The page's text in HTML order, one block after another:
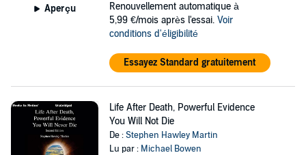
Aperçu
Renouvellement automatique à
5,99 €/mois après l'essai. Voir
conditions d'éligibilité
Essayez Standard gratuitement
Life After Death, Powerful Evidence
You Will Not Die
De :Stephen Hawley Martin
Lu par : Michael Bowen